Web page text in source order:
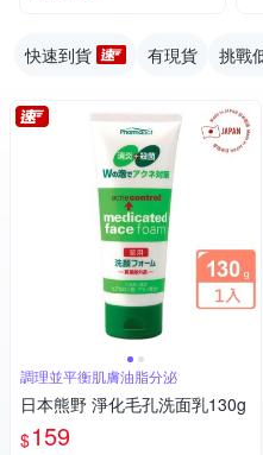
快速到貨 有現貨 挑戰
調理並平衡肌膚油脂分泌
日本熊野 淨化毛孔洗面乳130g
$159